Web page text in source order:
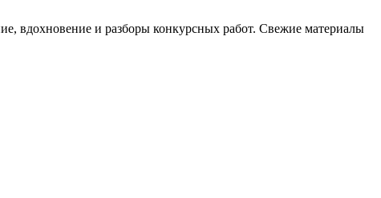
вдохновение и разборы конкурсных работ. Свежие материалы